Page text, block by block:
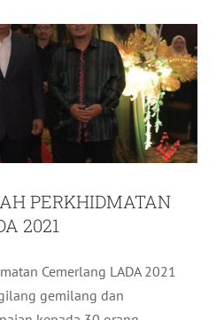
PERKHIDMATAN
2021
Cemerlang LADA 2021
gemilang dan